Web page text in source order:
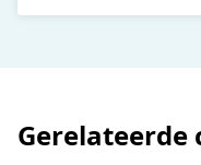
Gerelateerde